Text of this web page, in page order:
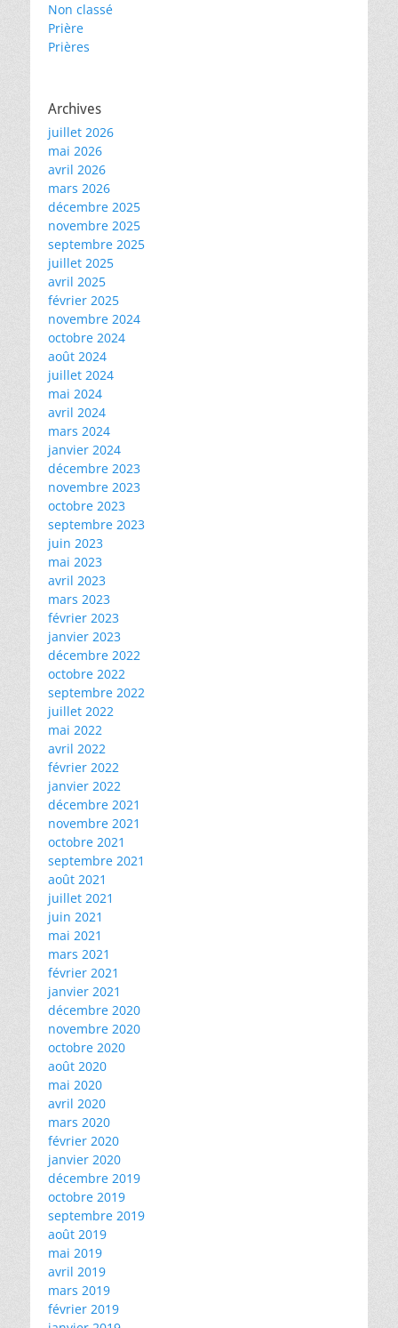
Non classé
Prière
Prières
Archives
juillet 2026
mai 2026
avril 2026
mars 2026
décembre 2025
novembre 2025
septembre 2025
juillet 2025
avril 2025
février 2025
novembre 2024
octobre 2024
août 2024
juillet 2024
mai 2024
avril 2024
mars 2024
janvier 2024
décembre 2023
novembre 2023
octobre 2023
septembre 2023
juin 2023
mai 2023
avril 2023
mars 2023
février 2023
janvier 2023
décembre 2022
octobre 2022
septembre 2022
juillet 2022
mai 2022
avril 2022
février 2022
janvier 2022
décembre 2021
novembre 2021
octobre 2021
septembre 2021
août 2021
juillet 2021
juin 2021
mai 2021
mars 2021
février 2021
janvier 2021
décembre 2020
novembre 2020
octobre 2020
août 2020
mai 2020
avril 2020
mars 2020
février 2020
janvier 2020
décembre 2019
octobre 2019
septembre 2019
août 2019
mai 2019
avril 2019
mars 2019
février 2019